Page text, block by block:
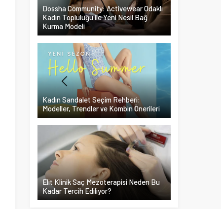
Dossha Community: Activewear Odaklı
Kadın Topluluğu ile Yeni Nesil Bağ
Kurma Modeli
Kadın Sandalet Seçim Rehberi:
Modeller, Trendler ve Kombin Önerileri
Elit Klinik Saç Mezoterapisi Neden Bu
Kadar Tercih Ediliyor?